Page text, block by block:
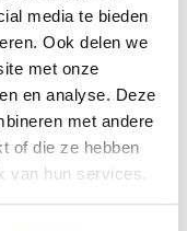
media te bieden
Ook delen we
met onze
en analyse. Deze
met andere
of die ze hebben
van hun services.
verschillende
ook
combineren met
25633.05